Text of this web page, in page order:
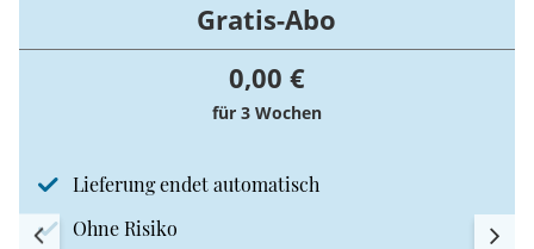
Gratis-Abo
0,00 €
für 3 Wochen
Lieferung endet automatisch
Ohne Risiko